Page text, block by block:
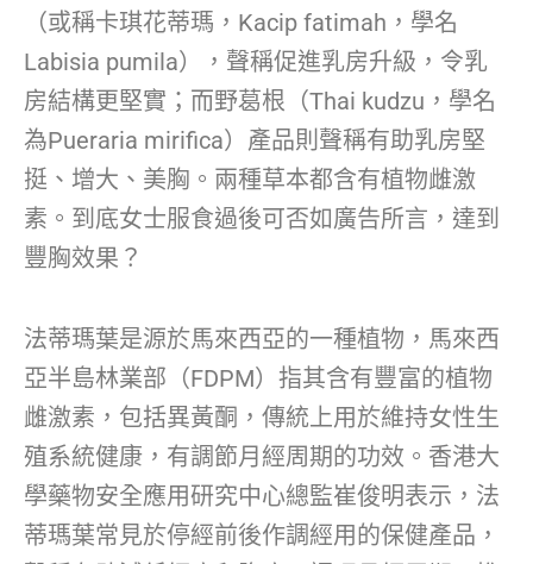
（或稱卡琪花蒂瑪，Kacip fatimah，學名
Labisia pumila），聲稱促進乳房升級，令乳
房結構更堅實；而野葛根（Thai kudzu，學名
為Pueraria mirifica）產品則聲稱有助乳房堅
挺、增大、美胸。兩種草本都含有植物雌激
素。到底女士服食過後可否如廣告所言，達到
豐胸效果？
法蒂瑪葉是源於馬來西亞的一種植物，馬來西
亞半島林業部（FDPM）指其含有豐富的植物
雌激素，包括異黃酮，傳統上用於維持女性生
殖系統健康，有調節月經周期的功效。香港大
學藥物安全應用研究中心總監崔俊明表示，法
蒂瑪葉常見於停經前後作調經用的保健產品，